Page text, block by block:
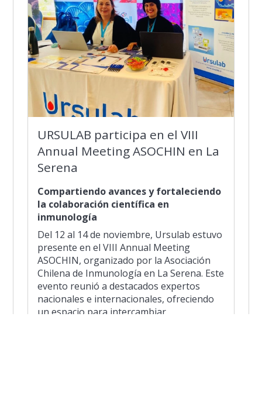
URSULAB participa en el VIII
Annual Meeting ASOCHIN en La
Serena
Compartiendo avances y fortaleciendo
la colaboración científica en
inmunología
Del 12 al 14 de noviembre, Ursulab estuvo
presente en el VIII Annual Meeting
ASOCHIN, organizado por la Asociación
Chilena de Inmunología en La Serena. Este
evento reunió a destacados expertos
nacionales e internacionales, ofreciendo
un espacio para intercambiar